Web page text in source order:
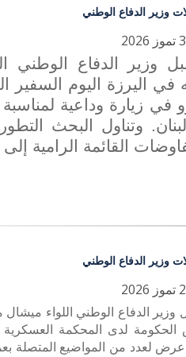
وزير الدفاع الوطني
وزير الدفاع
في اليرزة اليوم السفير
في زيارة وداعية لمناسبة
وتناول البحث
القائمة الرامية
وزير الدفاع الوطني
وزير الدفاع الوطني اللواء
لدى المحكمة
عرض لعدد من المواضيع المتصلة